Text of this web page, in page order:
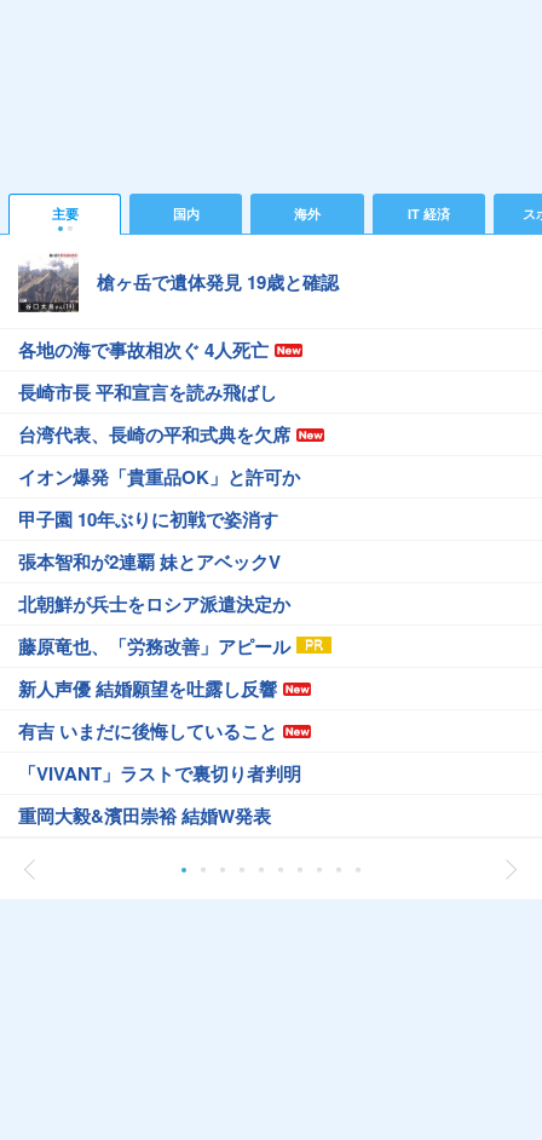
主要 国内 海外 IT 経済 ス
槍ヶ岳で遺体発見 19歳と確認
各地の海で事故相次ぐ 4人死亡
長崎市長 平和宣言を読み飛ばし
台湾代表、長崎の平和式典を欠席
イオン爆発「貴重品OK」と許可か
甲子園 10年ぶりに初戦で姿消す
張本智和が2連覇 妹とアベックV
北朝鮮が兵士をロシア派遣決定か
藤原竜也、「労務改善」アピール
新人声優 結婚願望を吐露し反響
有吉 いまだに後悔していること
「VIVANT」ラストで裏切り者判明
重岡大毅&濱田崇裕 結婚W発表